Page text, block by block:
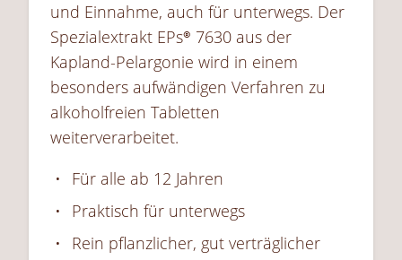
und Einnahme, auch für unterwegs. Der
Spezialextrakt EPs® 7630 aus der
Kapland-Pelargonie wird in einem
besonders aufwändigen Verfahren zu
alkoholfreien Tabletten
weiterverarbeitet.
Für alle ab 12 Jahren
Praktisch für unterwegs
Rein pflanzlicher, gut verträglicher